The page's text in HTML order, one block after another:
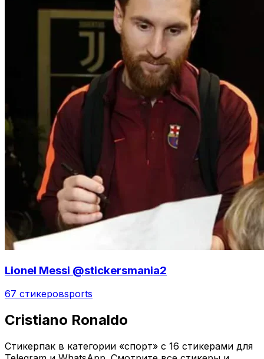
Lionel Messi @stickersmania2
67 стикеровsports
Cristiano Ronaldo
Стикерпак в категории «спорт» с 16 стикерами для